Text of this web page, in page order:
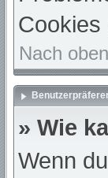
Cookies
Nach oben
» Wie
Wenn